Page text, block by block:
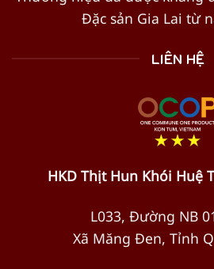
Đặc sản Gia Lai từ
LIÊN HỆ
HKD Thịt Hun Khói Huệ
L033, Đường NB
Xã Măng Đen, Tỉnh